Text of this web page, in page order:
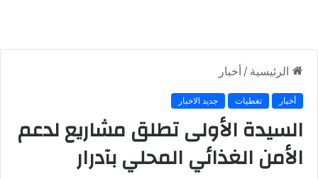
الرئيسية / أخبار
أخبار تغطيات جديد الاخبار
السيدة الأولى تطلق مشاريع لدعم
الأمن الغذائي المحلي بآدرار